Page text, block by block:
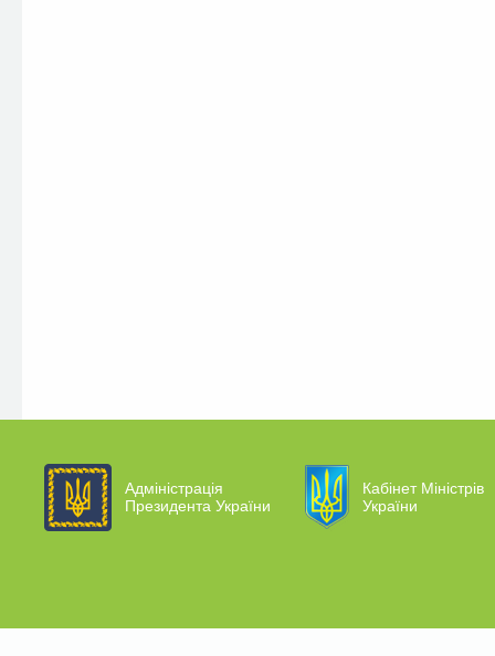
Адміністрація
Президента України
Кабінет Міністрів
України